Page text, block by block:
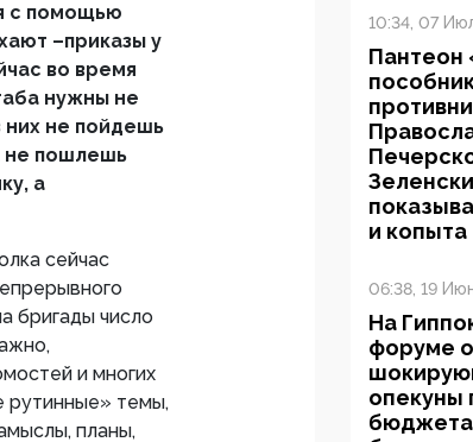
с помощью
–приказы у
во время
нужны не
них не пойдешь
не пошлешь
а
сейчас
бригады число
и многих
рутинные» темы,
планы,
10:34, 07
Пантеон
и копыта
06:38, 19
На
форуме
опекуны
бюджета